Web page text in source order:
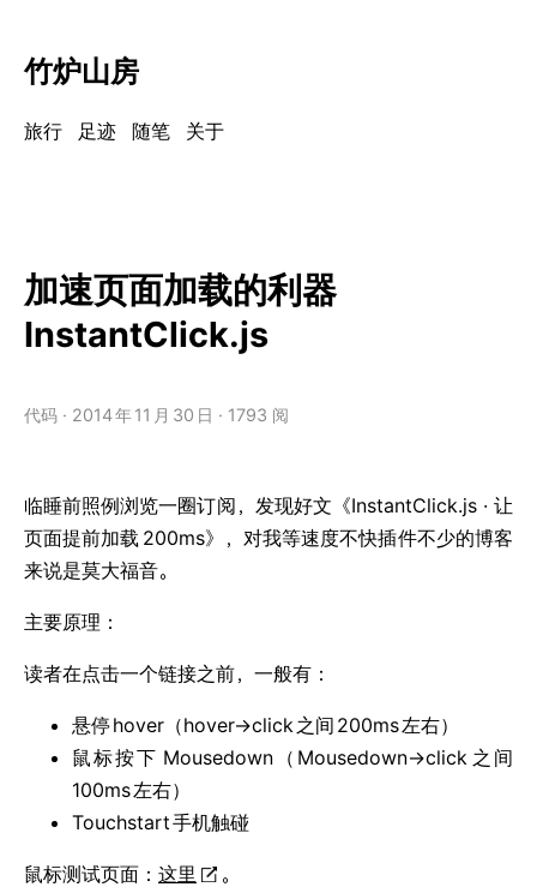
竹炉山房
旅行 足迹 随笔 关于
加速页面加载的利器
InstantClick.js
代码 2014年11 月 30 日 1793 阅
临睡前照例浏览一圈订阅，发现好文《InstantClick.js · 让
页面提前加载 200ms》，对我等速度不快插件不少的博客
来说是莫大福音。
主要原理：
读者在点击一个链接之前，一般有：
悬停hover（hover→click 之间 200ms左右）
鼠标按下 Mousedown（Mousedown→click 之间
100ms左右）
Touchstart手机触碰
鼠标测试页面： 这里 。